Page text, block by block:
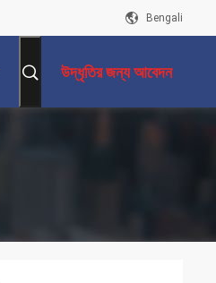
Bengali
উদ্ধৃতির জন্য আবেদন